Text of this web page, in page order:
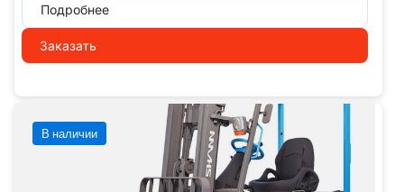
Подробнее
Заказать
В наличии